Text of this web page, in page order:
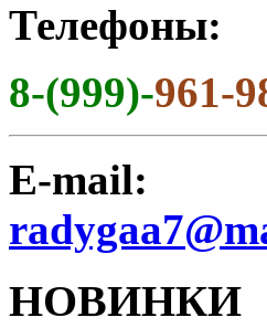
Телефоны:
8-(999)-961-
E-mail:
НОВИНКИ